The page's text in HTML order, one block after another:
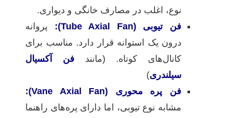
نوع، اغلب در مصارف خانگی و دیواری.
فن تیوبی (Tube Axial Fan):
پروانه
درون یک استوانه قرار دارد. مناسب برای
کانال‌های کوتاه. (مانند فن آکسیال
سیلندری)
فن پره محوری (Vane Axial Fan):
مشابه نوع تیوبی، اما دارای پره‌های راهنما